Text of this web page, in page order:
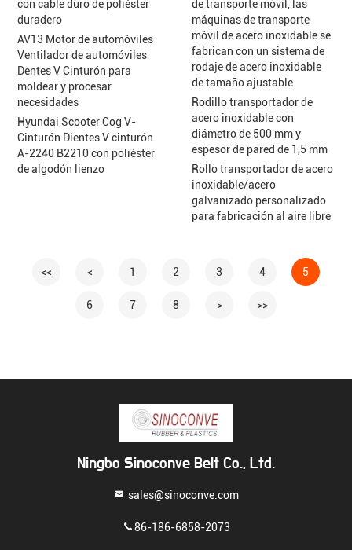
con cable duro de poliéster
duradero
AV13 Motor de automóviles
Ventilador de automóviles
Dentes V Cinturón para
moldear y procesar
necesidades
Hyundai Scooter Cog V-
Cinturón Dientes V cinturón
A-2240 B2210 con poliéster
de algodón lienzo
de transporte móvil, las
máquinas de transporte
móvil de acero inoxidable se
fabrican con un sistema de
rodaje de acero inoxidable
de tamaño ajustable.
Rodillo transportador de
acero inoxidable con
diámetro de 500 mm y
espesor de pared de 1,5 mm
Rollo transportador de acero
inoxidable/acero
galvanizado personalizado
para fabricación al aire libre
<< < 1 2 3 4 5
6 7 8 > >>
Ningbo Sinoconve Belt Co., Ltd.
sales@sinoconve.com
86-186-6858-2073